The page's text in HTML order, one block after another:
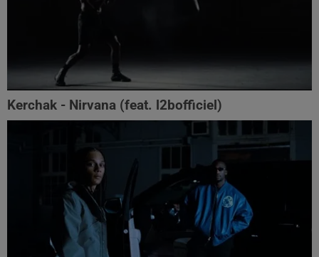
Kerchak - Nirvana (feat. ‪l2bofficiel‬)